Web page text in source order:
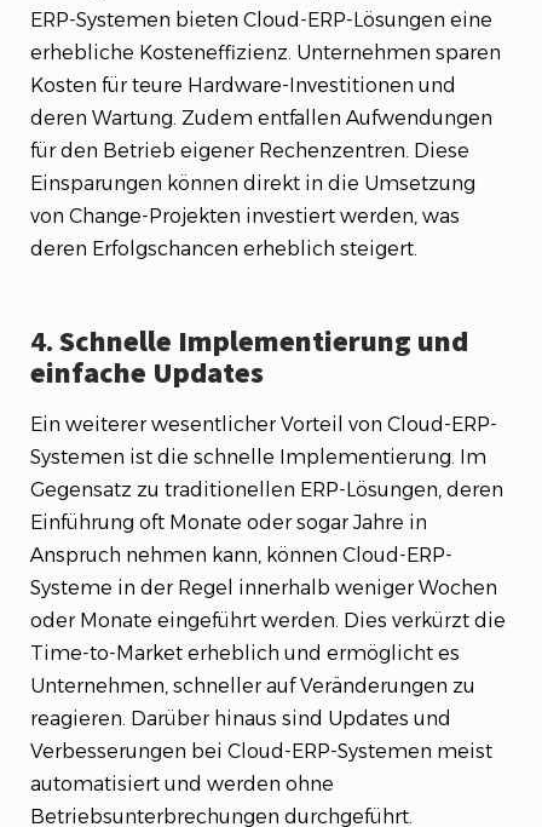
ERP-Systemen bieten Cloud-ERP-Lösungen eine
erhebliche Kosteneffizienz. Unternehmen sparen
Kosten für teure Hardware-Investitionen und
deren Wartung. Zudem entfallen Aufwendungen
für den Betrieb eigener Rechenzentren. Diese
Einsparungen können direkt in die Umsetzung
von Change-Projekten investiert werden, was
deren Erfolgschancen erheblich steigert.
4.Schnelle Implementierung und
einfache Updates
Ein weiterer wesentlicher Vorteil von Cloud-ERP-
Systemen ist die schnelle Implementierung. Im
Gegensatz zu traditionellen ERP-Lösungen, deren
Einführung oft Monate oder sogar Jahre in
Anspruch nehmen kann, können Cloud-ERP-
Systeme in der Regel innerhalb weniger Wochen
oder Monate eingeführt werden. Dies verkürzt die
Time-to-Market erheblich und ermöglicht es
Unternehmen, schneller auf Veränderungen zu
reagieren. Darüber hinaus sind Updates und
Verbesserungen bei Cloud-ERP-Systemen meist
automatisiert und werden ohne
Betriebsunterbrechungen durchgeführt.